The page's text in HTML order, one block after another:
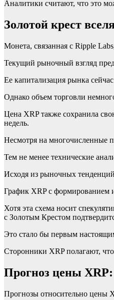
Аналитики считают, что это
Золотой крест
Монета, связанная с Ripple
Текущий рыночный взгляд
Ее капитализация рынка
Однако объем торговли
Цена XRP также сохранила
недель.
Несмотря на многочисленные
Тем не менее технические
Исходя из рыночных тенденций,
График XRP c формированием
Хотя эта схема носит
с Золотым Крестом
Это стало бы первым
Сторонники XRP полагают,
Прогноз цены XRP:
Прогнозы относительно цены